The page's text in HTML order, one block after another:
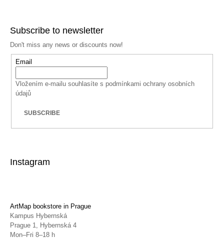
Subscribe to newsletter
Don't miss any news or discounts now!
Email
Vložením e-mailu souhlasíte s podmínkami ochrany osobních
údajů
SUBSCRIBE
Instagram
ArtMap bookstore in Prague
Kampus Hybernská
Prague 1, Hybernská 4
Mon–Fri 8–18 h